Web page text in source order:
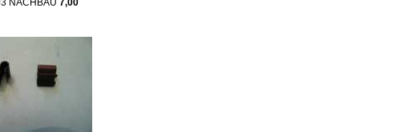
NACHBAU 7,00